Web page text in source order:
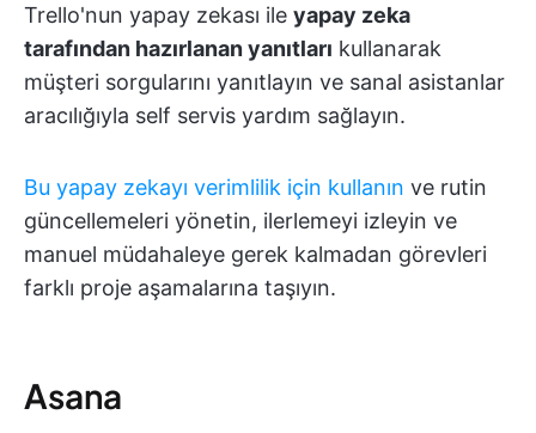
Trello'nun yapay zekası ile yapay zeka
tarafından hazırlanan yanıtları kullanarak
müşteri sorgularını yanıtlayın ve sanal asistanlar
aracılığıyla self servis yardım sağlayın.
Bu yapay zekayı verimlilik için kullanın ve rutin
güncellemeleri yönetin, ilerlemeyi izleyin ve
manuel müdahaleye gerek kalmadan görevleri
farklı proje aşamalarına taşıyın.
Asana